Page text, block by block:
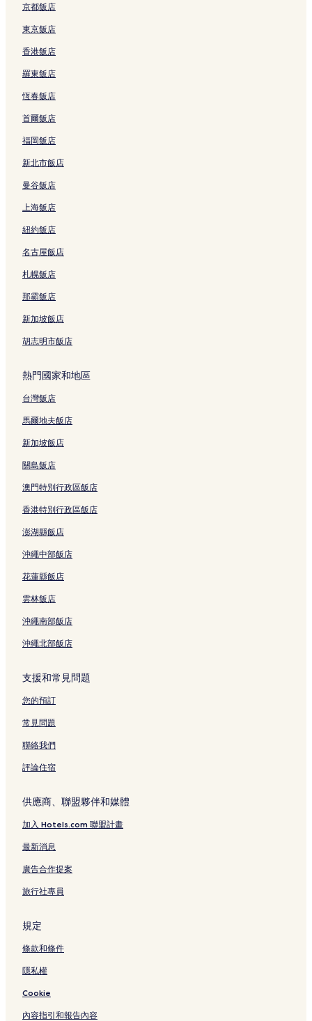
京都飯店
東京飯店
香港飯店
羅東飯店
恆春飯店
首爾飯店
福岡飯店
新北市飯店
曼谷飯店
上海飯店
紐約飯店
名古屋飯店
札幌飯店
那霸飯店
新加坡飯店
胡志明市飯店
熱門國家和地區
台灣飯店
馬爾地夫飯店
新加坡飯店
關島飯店
澳門特別行政區飯店
香港特別行政區飯店
澎湖縣飯店
沖繩中部飯店
花蓮縣飯店
雲林飯店
沖繩南部飯店
沖繩北部飯店
支援和常見問題
您的預訂
常見問題
聯絡我們
評論住宿
供應商、聯盟夥伴和媒體
加入 Hotels.com 聯盟計畫
最新消息
廣告合作提案
旅行社專員
規定
條款和條件
隱私權
Cookie
內容指引和報告內容